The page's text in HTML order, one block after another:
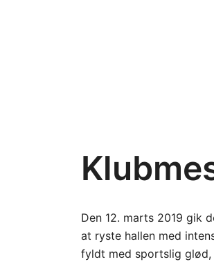
Den 12. marts 2019 gik
at ryste hallen med
fyldt med sportslig glød,